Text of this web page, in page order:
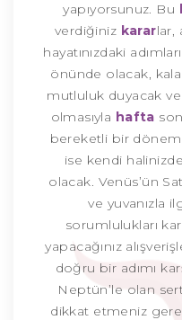
yapıyorsunuz. Bu
verdiğiniz kararlar,
hayatınızdaki
önünde olacak,
mutluluk duyacak
olmasıyla hafta
bereketli bir
ise kendi
olacak. Venüs’ün
ve yuvanızla
sorumlulukları
yapacağınız
doğru bir adımı
Neptün’le olan sert
dikkat etmeniz